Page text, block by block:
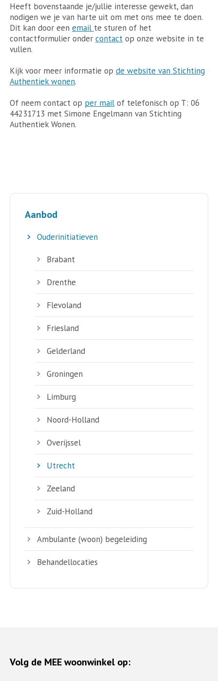
Aanbod
Ouderinitiatieven
Brabant
Drenthe
Flevoland
Friesland
Gelderland
Groningen
Limburg
Noord-Holland
Overijssel
Utrecht
Zeeland
Zuid-Holland
Ambulante (woon) begeleiding
Behandellocaties
Heeft bovenstaande je/jullie interesse gewekt, dan
nodigen we je van harte uit om met ons mee te doen.
Dit kan door een email te sturen of het
contactformulier onder contact op onze website in te
vullen.
Kijk voor meer informatie op de website van Stichting
Authentiek wonen.
Of neem contact op per mail of telefonisch op T: 06
44231713 met Simone Engelmann van Stichting
Authentiek Wonen.
Volg de MEE woonwinkel op: